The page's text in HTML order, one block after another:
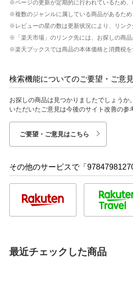
※ページの更新が定期的に行われているため
※複数のジャンルに属している商品があるた
※レビューの星の数は更新状況により、リン
※「楽天市場」のリンク先には、お探しの商
※楽天ブックスでは商品の本体価格と消費税
検索機能についてのご要望・ご意見
お探しの商品は見つかりましたでしょうか
いただいたご意見は今後のサイト改善の参
ご要望・ご意見はこちら
その他のサービスで「
最近チェックした商品